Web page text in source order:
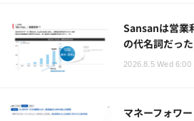
Sansanは営業
の代名詞だっ
2026.8.5 Wed 6:00
マネーフォワ